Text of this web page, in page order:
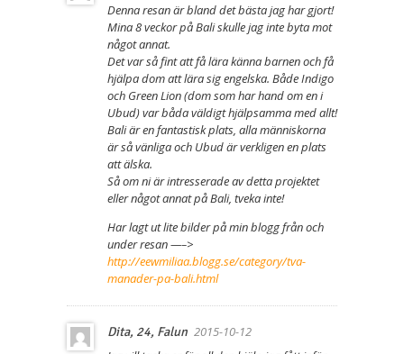
Denna resan är bland det bästa jag har gjort!
Mina 8 veckor på Bali skulle jag inte byta mot
något annat.
Det var så fint att få lära känna barnen och få
hjälpa dom att lära sig engelska. Både Indigo
och Green Lion (dom som har hand om en i
Ubud) var båda väldigt hjälpsamma med allt!
Bali är en fantastisk plats, alla människorna
är så vänliga och Ubud är verkligen en plats
att älska.
Så om ni är intresserade av detta projektet
eller något annat på Bali, tveka inte!
Har lagt ut lite bilder på min blogg från och
under resan —–>
http://eewmiliaa.blogg.se/category/tva-
manader-pa-bali.html
Dita, 24, Falun 2015-10-12